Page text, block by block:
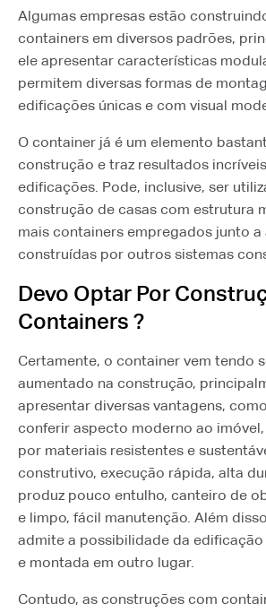
Algumas empresas estão
containers em diversos padrões,
ele apresentar características
permitem diversas formas de
edificações únicas e com visual
O container já é um elemento
construção e traz resultados
edificações. Pode, inclusive, ser
construção de casas com estrutura
mais containers empregados junto a
construídas por outros sistemas
Devo Optar Por
Containers ?
Certamente, o container vem tendo
aumentado na construção,
apresentar diversas vantagens,
conferir aspecto moderno ao
por materiais resistentes e
construtivo, execução rápida, alta
produz pouco entulho, canteiro de
e limpo, fácil manutenção. Além
admite a possibilidade da
e montada em outro lugar.
Contudo, as construções com